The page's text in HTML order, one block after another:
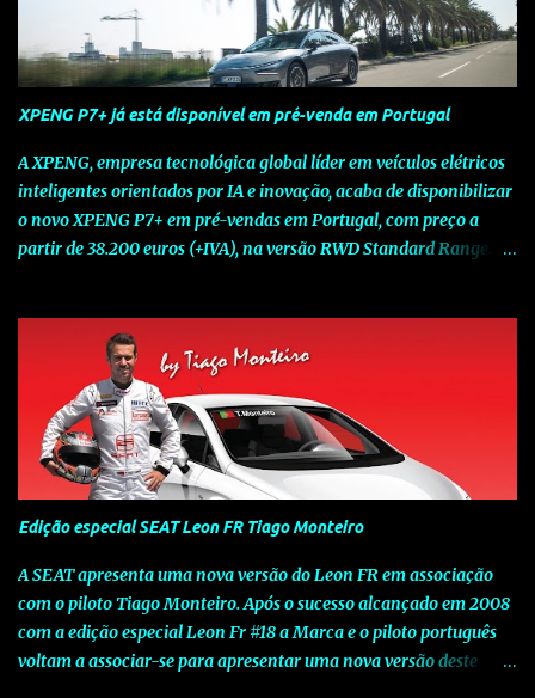
XPENG P7+ já está disponível em pré-venda em Portugal
A XPENG, empresa tecnológica global líder em veículos elétricos
inteligentes orientados por IA e inovação, acaba de disponibilizar
o novo XPENG P7+ em pré-vendas em Portugal, com preço a
partir de 38.200 euros (+IVA), na versão RWD Standard Range.
num momento decisivo, em que a indústria automóvel evolui da
mobilidade baseada na potência para a mobilidade baseada na
inteligência. Concebido como um fastback preparado para o
futuro e otimizado por Inteligência Artificial (IA), o novo XPENG
P7+ combina uma arquitetura inteligente avançada, um espaço
de referência no segmento e grande versatilidade para viagens,
respondendo às exigências do quotidiano europeu e refletindo o
compromisso de longo prazo da XPENG com a mobilidade
elétrica centrada no utilizador. O novo XPENG P7+ destaca-se
pela exclusividade do chip TURING AI, que oferece até 750 TOPS
de capacidade de computaç...
Edição especial SEAT Leon FR Tiago Monteiro
A SEAT apresenta uma nova versão do Leon FR em associação
com o piloto Tiago Monteiro. Após o sucesso alcançado em 2008
com a edição especial Leon Fr #18 a Marca e o piloto português
voltam a associar-se para apresentar uma nova versão deste